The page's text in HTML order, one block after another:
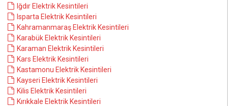
Iğdır Elektrik Kesintileri
Isparta Elektrik Kesintileri
Kahramanmaraş Elektrik Kesintileri
Karabük Elektrik Kesintileri
Karaman Elektrik Kesintileri
Kars Elektrik Kesintileri
Kastamonu Elektrik Kesintileri
Kayseri Elektrik Kesintileri
Kilis Elektrik Kesintileri
Kırıkkale Elektrik Kesintileri